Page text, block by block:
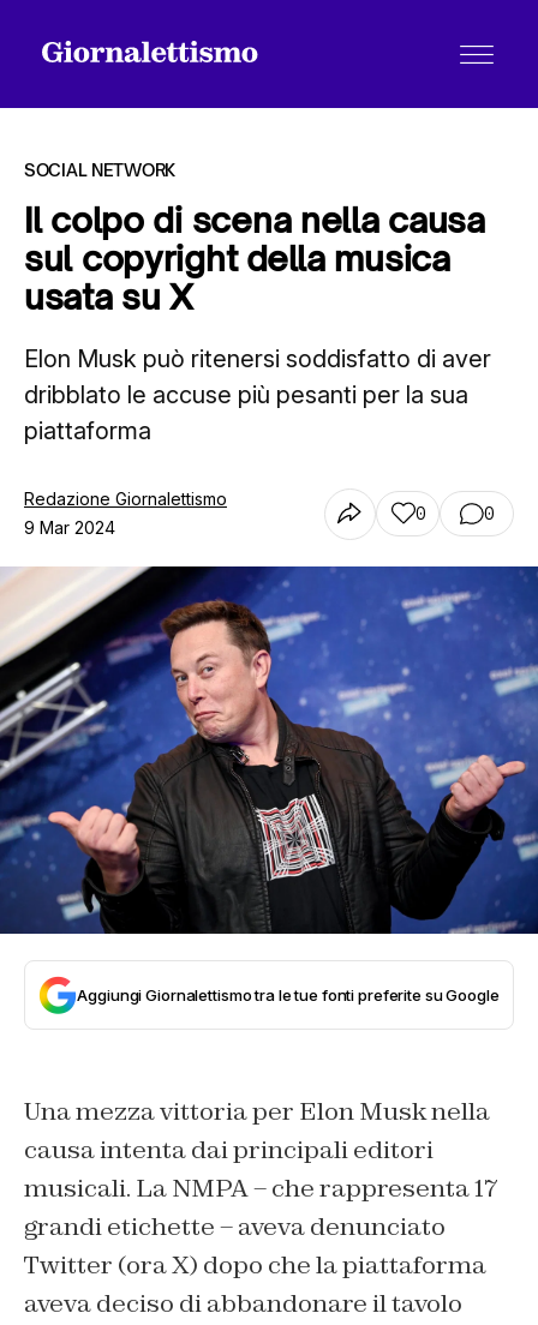
Tutti gli articoli
Chi siamo
Contatti
SOCIAL NETWORK
Il colpo di scena nella causa
sul copyright della musica
usata su X
Elon Musk può ritenersi soddisfatto di aver
dribblato le accuse più pesanti per la sua
piattaforma
Redazione Giornalettismo
9 Mar 2024
0 0
Aggiungi Giornalettismo tra le tue fonti preferite su Google
Una mezza vittoria per Elon Musk nella
causa intenta dai principali editori
musicali. La NMPA – che rappresenta 17
grandi etichette – aveva denunciato
Twitter (ora X) dopo che la piattaforma
aveva deciso di abbandonare il tavolo